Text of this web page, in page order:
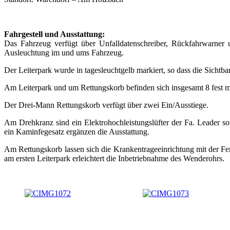
Fahrgestell und Ausstattung:
Das Fahrzeug verfügt über Unfalldatenschreiber,
Ausleuchtung im und ums Fahrzeug.
Der Leiterpark wurde in tagesleuchtgelb markiert, so dass die
Am Leiterpark und um Rettungskorb befinden sich insgesamt 8
Der Drei-Mann Rettungskorb verfügt über zwei Ein/Ausstiege.
Am Drehkranz sind ein Elektrohochleistungslüfter der Fa. Leader
ein Kaminfegesatz ergänzen die Ausstattung.
Am Rettungskorb lassen sich die Krankentrageeinrichtung mit der
am ersten Leiterpark erleichtert die Inbetriebnahme des Wenderohrs.